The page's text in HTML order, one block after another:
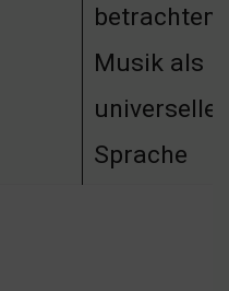
betrachten
Musik als
universelle
Sprache